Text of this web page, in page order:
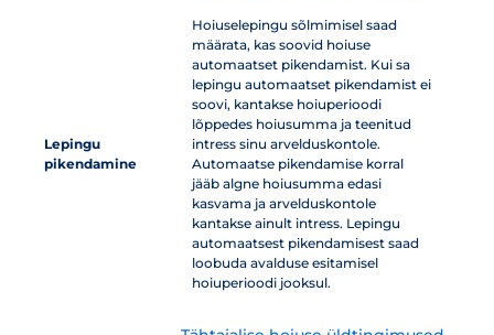
Lepingu
pikendamine
Hoiuselepingu sõlmimisel saad
määrata, kas soovid hoiuse
automaatset pikendamist. Kui sa
lepingu automaatset pikendamist ei
soovi, kantakse hoiuperioodi
lõppedes hoiusumma ja teenitud
intress sinu arvelduskontole.
Automaatse pikendamise korral
jääb algne hoiusumma edasi
kasvama ja arvelduskontole
kantakse ainult intress. Lepingu
automaatsest pikendamisest saad
loobuda avalduse esitamisel
hoiuperioodi jooksul.